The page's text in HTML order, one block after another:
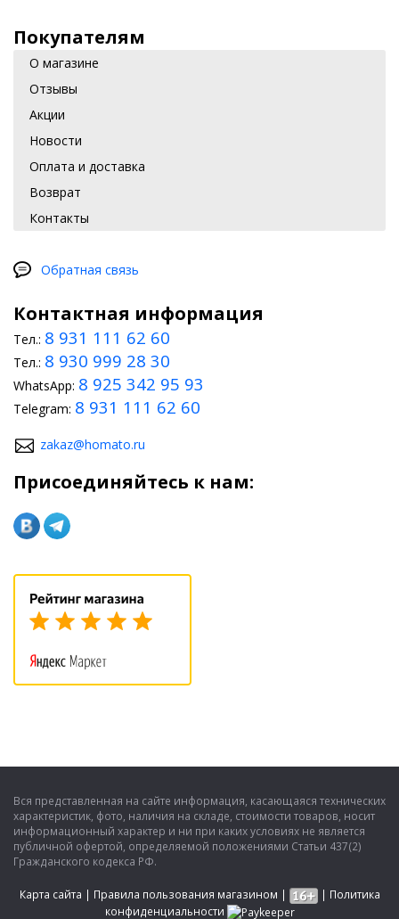
Покупателям
О магазине
Отзывы
Акции
Новости
Оплата и доставка
Возврат
Контакты
Обратная связь
Контактная информация
Тел.: 8 931 111 62 60
Тел.: 8 930 999 28 30
WhatsApp: 8 925 342 95 93
Telegram: 8 931 111 62 60
zakaz@homato.ru
Присоединяйтесь к нам:
Вся представленная на сайте информация, касающаяся технических
характеристик, фото, наличия на складе, стоимости товаров, носит
информационный характер и ни при каких условиях не является
публичной офертой, определяемой положениями Статьи 437(2)
Гражданского кодекса РФ.
Карта сайта | Правила пользования магазином | | Политика
конфиденциальности